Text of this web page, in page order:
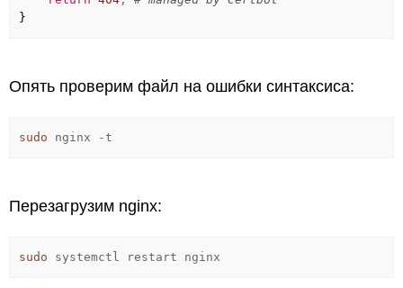
}
Опять проверим файл на ошибки синтаксиса:
sudo nginx -t
Перезагрузим nginx:
sudo systemctl restart nginx